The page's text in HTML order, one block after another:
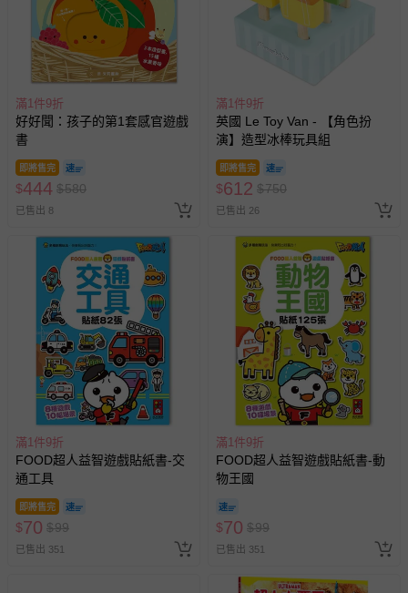
滿1件9折
好好聞：孩子的第1套感官遊戲
書
即將售完
$444 $580
已售出 8
滿1件9折
英國 Le Toy Van - 【角色扮
演】造型冰棒玩具組
即將售完
$612 $750
已售出 26
滿1件9折
FOOD超人益智遊戲貼紙書-交
通工具
即將售完
$70 $99
已售出 351
滿1件9折
FOOD超人益智遊戲貼紙書-動
物王國
$70 $99
已售出 351